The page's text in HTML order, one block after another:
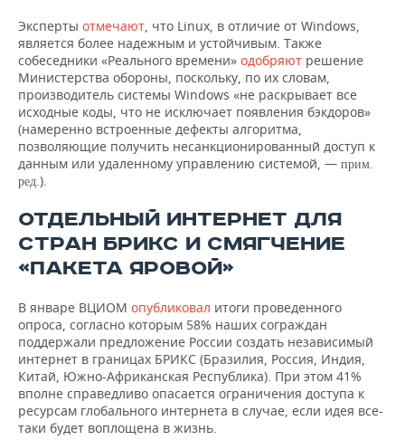
Эксперты отмечают, что Linux, в отличие от Windows,
является более надежным и устойчивым. Также
собеседники «Реального времени» одобряют решение
Министерства обороны, поскольку, по их словам,
производитель системы Windows «не раскрывает все
исходные коды, что не исключает появления бэкдоров»
(намеренно встроенные дефекты алгоритма,
позволяющие получить несанкционированный доступ к
данным или удаленному управлению системой, — прим.
ред.).
ОТДЕЛЬНЫЙ ИНТЕРНЕТ ДЛЯ
СТРАН БРИКС И СМЯГЧЕНИЕ
«ПАКЕТА ЯРОВОЙ»
В январе ВЦИОМ опубликовал итоги проведенного
опроса, согласно которым 58% наших сограждан
поддержали предложение России создать независимый
интернет в границах БРИКС (Бразилия, Россия, Индия,
Китай, Южно-Африканская Республика). При этом 41%
вполне справедливо опасается ограничения доступа к
ресурсам глобального интернета в случае, если идея все-
таки будет воплощена в жизнь.